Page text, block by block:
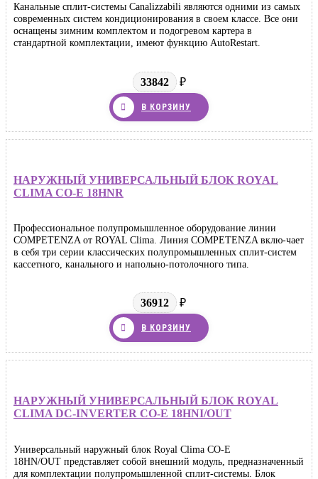
Канальные сплит-системы Canalizzabili являются одними из самых
современных систем кондиционирования в своем классе. Все они
оснащены зимним комплектом и подогревом картера в
стандартной комплектации, имеют функцию AutoRestart.
33842 ₽
В КОРЗИНУ
НАРУЖНЫЙ УНИВЕРСАЛЬНЫЙ БЛОК ROYAL
CLIMA CO-E 18HNR
Профессиональное полупромышленное оборудование линии
COMPETENZA от ROYAL Clima. Линия COMPETENZA вклю-чает
в себя три серии классических полупромышленных сплит-систем
кассетного, канального и напольно-потолочного типа.
36912 ₽
В КОРЗИНУ
НАРУЖНЫЙ УНИВЕРСАЛЬНЫЙ БЛОК ROYAL
CLIMA DC-INVERTER CO-E 18HNI/OUT
Универсальный наружный блок Royal Clima CO-E
18HN/OUT представляет собой внешний модуль, предназначенный
для комплектации полупромышленной сплит-системы. Блок